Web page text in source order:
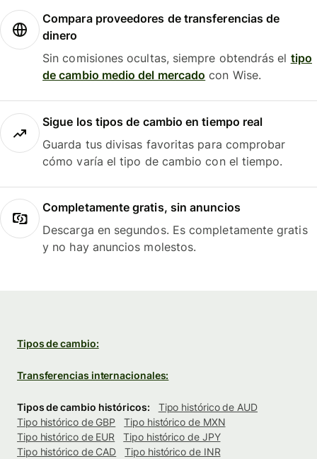
Compara proveedores de transferencias de
dinero
Sin comisiones ocultas, siempre obtendrás el tipo
de cambio medio del mercado con Wise.
Sigue los tipos de cambio en tiempo real
Guarda tus divisas favoritas para comprobar
cómo varía el tipo de cambio con el tiempo.
Completamente gratis, sin anuncios
Descarga en segundos. Es completamente gratis
y no hay anuncios molestos.
Tipos de cambio:
Transferencias internacionales:
Tipos de cambio históricos:
Tipo histórico de AUD
Tipo histórico de GBP
Tipo histórico de MXN
Tipo histórico de EUR
Tipo histórico de JPY
Tipo histórico de CAD
Tipo histórico de INR